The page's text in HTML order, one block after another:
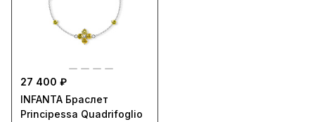
27 400 ₽
INFANTA Браслет
Principessa Quadrifoglio